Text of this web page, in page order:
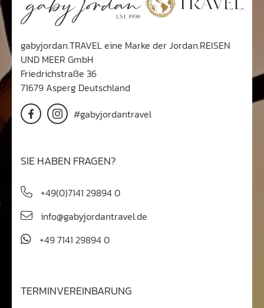
gabyjordan.TRAVEL eine Marke der Jordan.REISEN
UND MEER GmbH
Friedrichstraße 36
71679 Asperg Deutschland
#gabyjordantravel
SIE HABEN FRAGEN?
+49(0)7141 29894 0
info@gabyjordantravel.de
+49 7141 29894 0
TERMINVEREINBARUNG